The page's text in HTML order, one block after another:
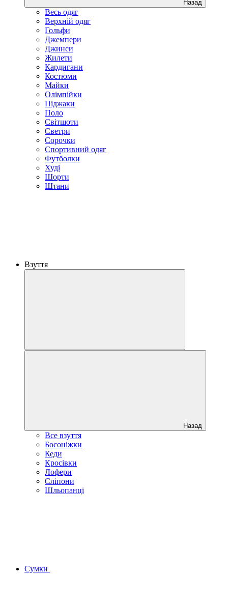
Назад
Весь одяг
Верхній одяг
Гольфи
Джемпери
Джинси
Жилети
Кардигани
Костюми
Майки
Олімпійки
Піджаки
Поло
Світшоти
Светри
Сорочки
Спортивний одяг
Футболки
Худі
Шорти
Штани
Взуття
Назад
Все взуття
Босоніжки
Кеди
Кросівки
Лофери
Сліпони
Шльопанці
Сумки